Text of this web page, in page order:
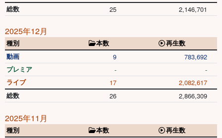
総数 25 2,146,701
2025年12月
種別 本数
再生数
動画
9 783,692
プレミア - -
ライブ 17 2,082,617
総数 26 2,866,309
2025年11月
種別 本数
再生数